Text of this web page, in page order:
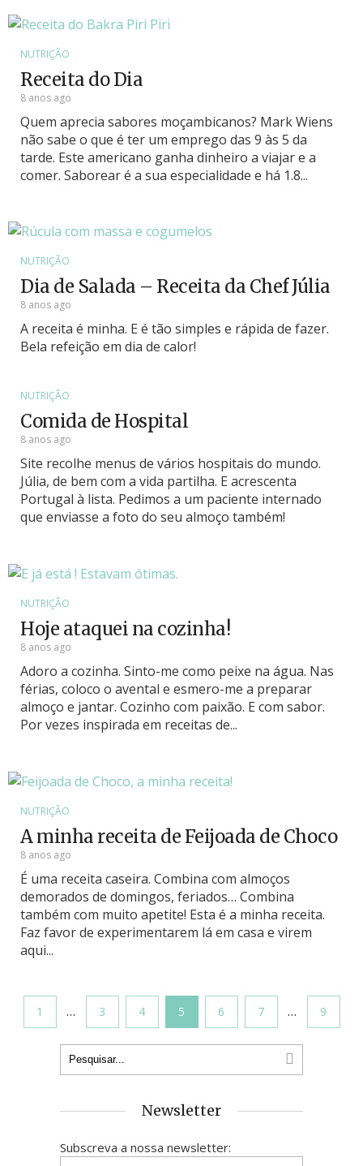
NUTRIÇÃO
Receita do Dia
8 anos ago
Quem aprecia sabores moçambicanos? Mark Wiens
não sabe o que é ter um emprego das 9 às 5 da
tarde. Este americano ganha dinheiro a viajar e a
comer. Saborear é a sua especialidade e há 1.8...
NUTRIÇÃO
Dia de Salada – Receita da Chef Júlia
8 anos ago
A receita é minha. E é tão simples e rápida de fazer.
Bela refeição em dia de calor!
NUTRIÇÃO
Comida de Hospital
8 anos ago
Site recolhe menus de vários hospitais do mundo.
Júlia, de bem com a vida partilha. E acrescenta
Portugal à lista. Pedimos a um paciente internado
que enviasse a foto do seu almoço também!
NUTRIÇÃO
Hoje ataquei na cozinha!
8 anos ago
Adoro a cozinha. Sinto-me como peixe na água. Nas
férias, coloco o avental e esmero-me a preparar
almoço e jantar. Cozinho com paixão. E com sabor.
Por vezes inspirada em receitas de...
NUTRIÇÃO
A minha receita de Feijoada de Choco
8 anos ago
É uma receita caseira. Combina com almoços
demorados de domingos, feriados… Combina
também com muito apetite! Esta é a minha receita.
Faz favor de experimentarem lá em casa e virem
aqui...
1 … 3 4 5 6 7 … 9
Newsletter
Subscreva a nossa newsletter: